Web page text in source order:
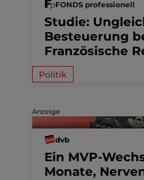
FONDS professionell
Studie:
Besteuerung
Französische
Politik
Anzeige
dvb
Ein MVP-
Monate,